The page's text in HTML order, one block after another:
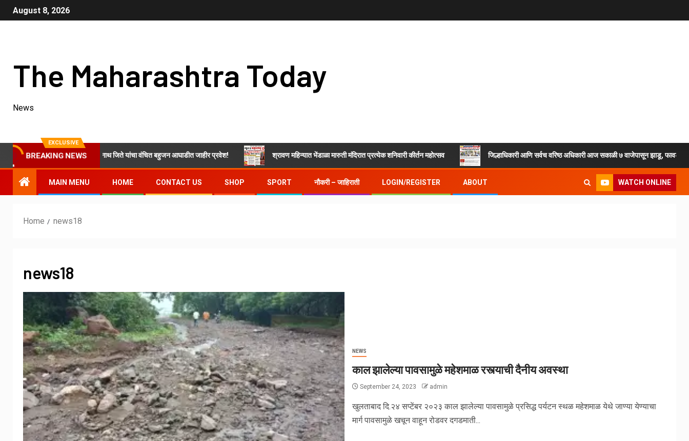
August 8, 2026
The Maharashtra Today
News
EXCLUSIVE
BREAKING NEWS
शरदचंद्र पवार गटाचे ओम नवनाथ जिते यांचा वंचित बहुजन आघाडीत जाहीर प्रवेश! श्रावण महिन्यात भेंडाळा मारुती मंदिरात प्रत्येक शनिवारी कीर्तन महोत्सव जिल्हाधिकारी आणि सर्वच वरिष्ठ अधिकारी आज सकाळी ७ वाजेपासून झाडू, फावडे, टोपल्या
MAIN MENU HOME CONTACT US SHOP SPORT नौकरी – जाहिराती LOGIN/REGISTER ABOUT WATCH ONLINE
Home news18
news18
NEWS
काल झालेल्या पावसामुळे महेशमाळ रस्त्याची दैनीय अवस्था
September 24, 2023 admin
खुलताबाद दि.२४ सप्टेंबर २०२३ काल झालेल्या पावसामुळे प्रसिद्ध पर्यटन स्थळ महेशमाळ येथे जाण्या येण्याचा
मार्ग पावसामुळे खचून वाहून रोडवर दगडमाती...